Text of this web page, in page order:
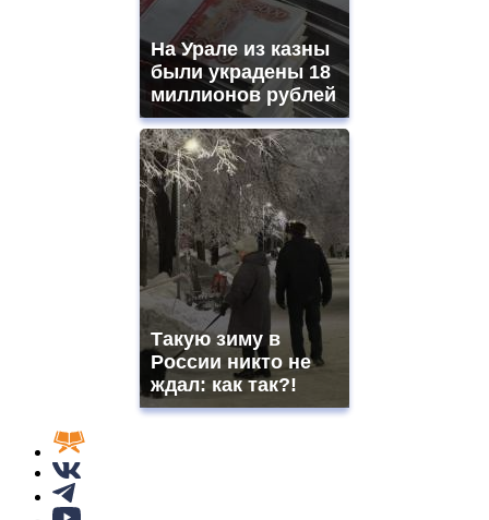
На Урале из казны
были украдены 18
миллионов рублей
Такую зиму в
России никто не
ждал: как так?!